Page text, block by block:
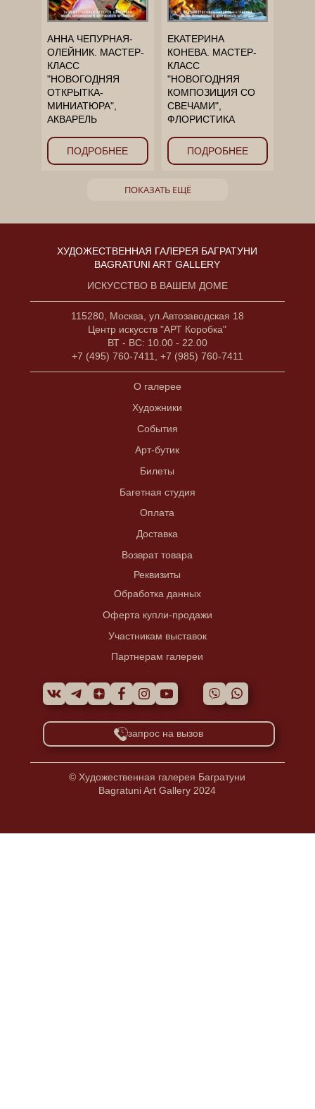
АННА ЧЕПУРНАЯ-
ОЛЕЙНИК. МАСТЕР-
КЛАСС
"НОВОГОДНЯЯ
ОТКРЫТКА-
МИНИАТЮРА",
АКВАРЕЛЬ
ПОДРОБНЕЕ
ЕКАТЕРИНА
КОНЕВА. МАСТЕР-
КЛАСС
"НОВОГОДНЯЯ
КОМПОЗИЦИЯ СО
СВЕЧАМИ",
ФЛОРИСТИКА
ПОДРОБНЕЕ
ПОКАЗАТЬ ЕЩЁ
ХУДОЖЕСТВЕННАЯ ГАЛЕРЕЯ БАГРАТУНИ
BAGRATUNI ART GALLERY
ИСКУССТВО В ВАШЕМ ДОМЕ
115280, Москва, ул.Автозаводская 18
Центр искусств "АРТ Коробка"
ВТ - ВС: 10.00 - 22.00
+7 (495) 760-7411, +7 (985) 760-7411
О галерее
Художники
События
Арт-бутик
Билеты
Багетная студия
Оплата
Доставка
Возврат товара
Реквизиты
Обработка данных
Оферта купли-продажи
Участникам выставок
Партнерам галереи
запрос на вызов
© Художественная галерея Багратуни
Bagratuni Art Gallery 2024